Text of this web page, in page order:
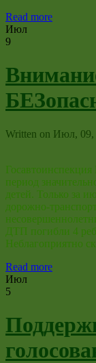
Read more
Июл
9
Written on Июл, 09,
период
детей. Только за
дорожно-
ДТП погибли 4
Неблагоприятно
Read more
Июл
5